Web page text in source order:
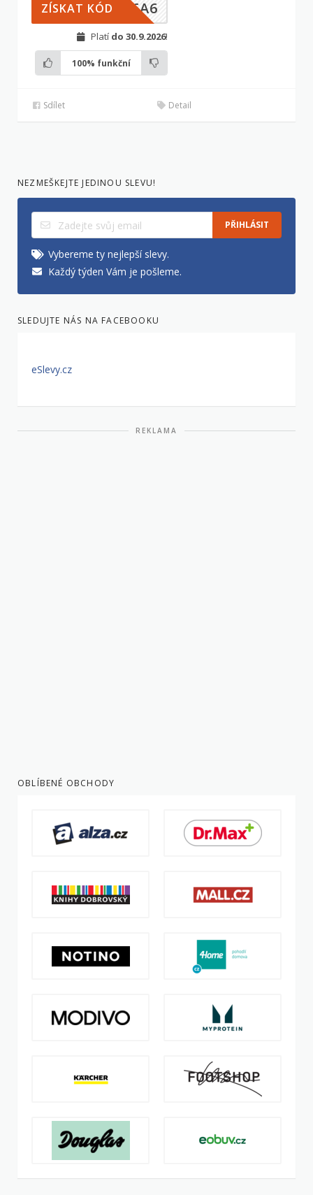
76A6
ZÍSKAT KÓD
Platí do 30.9.2026!
100% funkční
Sdílet Detail
NEZMEŠKEJTE JEDINOU SLEVU!
PŘIHLÁSIT
Vybereme ty nejlepší slevy.
Každý týden Vám je pošleme.
SLEDUJTE NÁS NA FACEBOOKU
eSlevy.cz
REKLAMA
OBLÍBENÉ OBCHODY